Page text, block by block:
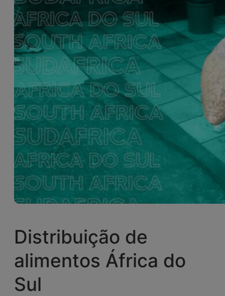
Distribuição de
alimentos África do
Sul